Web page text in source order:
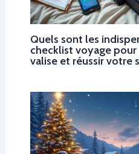
Quels sont les
checklist voyage
valise et réussir votre